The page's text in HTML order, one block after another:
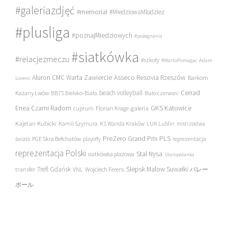
#galeriazdjęć #memoriał #MiedziowaMlodziez
#plusliga #poznajMiedziowych #pożegnania
#relacjezmeczu #siatkówka #szkoły #WartoPomagac Adam
Lorenc Aluron CMC Warta Zawiercie Asseco Resovia Rzeszów Barkom
Każany Lwów BBTS Bielsko-Biała beach volleyball Biało-czerwoni Cerrad
Enea Czarni Radom cuprum Florian Krage galeria GKS Katowice
Kajetan Kubicki Kamil Szymura KS Wanda Kraków LUK Lublin mistrzostwa
świata PGE Skra Bełchatów playoffy PreZero Grand Prix PLS reprezentacja
reprezentacja Polski siatkówka plażowa Stal Nysa Staropolanka
transfer Trefl Gdańsk VNL Wojciech Ferens Ślepsk Malow Suwałki バレー
ボール